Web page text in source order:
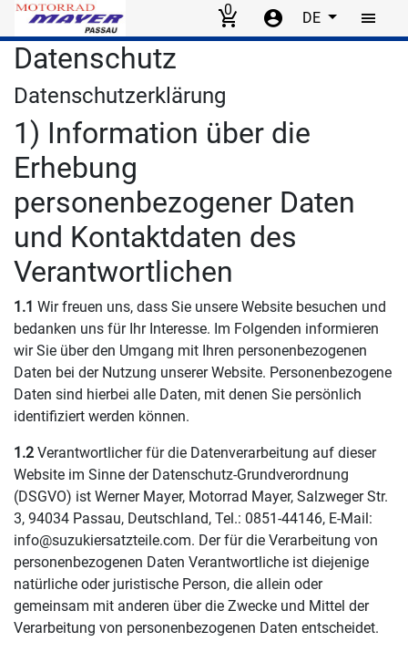
Skip to main content
0 DE
Datenschutz
Datenschutzerklärung
1) Information über die
Erhebung
personenbezogener Daten
und Kontaktdaten des
Verantwortlichen
1.1 Wir freuen uns, dass Sie unsere Website besuchen und
bedanken uns für Ihr Interesse. Im Folgenden informieren
wir Sie über den Umgang mit Ihren personenbezogenen
Daten bei der Nutzung unserer Website. Personenbezogene
Daten sind hierbei alle Daten, mit denen Sie persönlich
identifiziert werden können.
1.2 Verantwortlicher für die Datenverarbeitung auf dieser
Website im Sinne der Datenschutz-Grundverordnung
(DSGVO) ist Werner Mayer, Motorrad Mayer, Salzweger Str.
3, 94034 Passau, Deutschland, Tel.: 0851-44146, E-Mail:
info@suzukiersatzteile.com. Der für die Verarbeitung von
personenbezogenen Daten Verantwortliche ist diejenige
natürliche oder juristische Person, die allein oder
gemeinsam mit anderen über die Zwecke und Mittel der
Verarbeitung von personenbezogenen Daten entscheidet.